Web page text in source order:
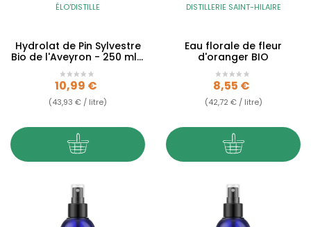
ÉLO'DISTILLE
Hydrolat de Pin Sylvestre
Bio de l'Aveyron - 250 ml -
Qualité...
Prix
10,99 €
(43,93 € / litre)
DISTILLERIE SAINT-HILAIRE
Eau florale de fleur
d'oranger BIO
Prix
8,55 €
(42,72 € / litre)